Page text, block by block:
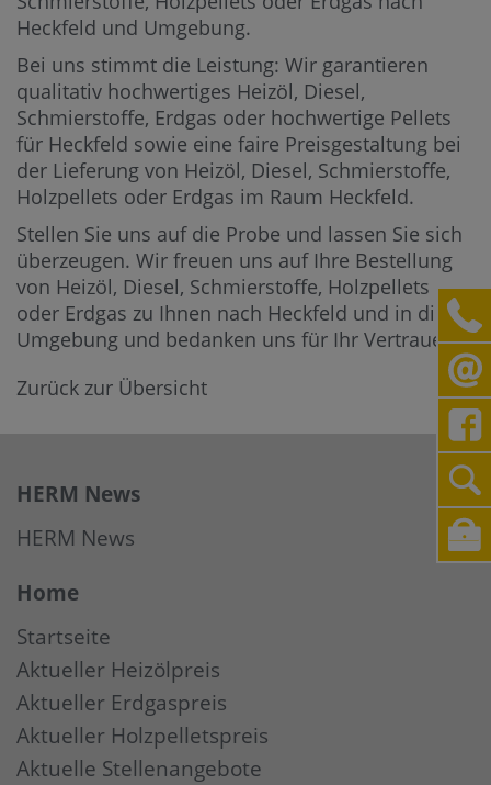
Heckfeld und Umgebung.
Bei uns stimmt die Leistung: Wir garantieren
qualitativ hochwertiges Heizöl, Diesel,
Schmierstoffe, Erdgas oder hochwertige Pellets
für Heckfeld sowie eine faire Preisgestaltung bei
der Lieferung von Heizöl, Diesel, Schmierstoffe,
Holzpellets oder Erdgas im Raum Heckfeld.
Stellen Sie uns auf die Probe und lassen Sie sich
überzeugen. Wir freuen uns auf Ihre Bestellung
von Heizöl, Diesel, Schmierstoffe, Holzpellets
oder Erdgas zu Ihnen nach Heckfeld und in die
Umgebung und bedanken uns für Ihr Vertrauen.
Zurück zur Übersicht
HERM News
HERM News
Home
Startseite
Aktueller Heizölpreis
Aktueller Erdgaspreis
Aktueller Holzpelletspreis
Aktuelle Stellenangebote